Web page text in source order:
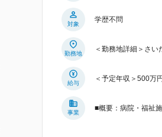
対象
学歴不問
勤務地
＜勤務地詳細＞さい
給与
＜予定年収＞500万
事業
■概要：病院・福祉